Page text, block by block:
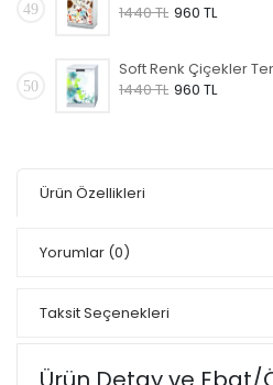
49
1440 TL 960 TL
50
1440 TL 960 TL
Ürün Özellikleri
Yorumlar (0)
Taksit Seçenekleri